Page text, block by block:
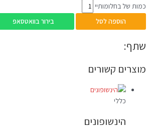
כמות של בחלומותיי
הוספה לסל
בירור בוואטסאפ
שתף:
מוצרים קשורים
כללי
הינשופונים